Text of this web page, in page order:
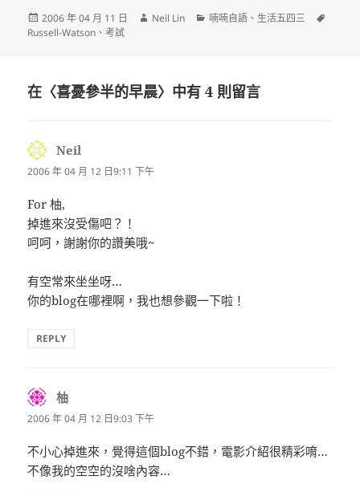
發
佈
2006 年 04 月 11 日
作
Neil Lin
分
喃喃自語 、生活五四三
Russell-Watson 、考試
在〈喜憂參半的早晨〉中有 4 則留言
Neil
示:
2006 年 04 月 12 日9:11 下午
For 柚,
掉進來沒受傷吧？！
呵呵，謝謝你的讚美哦~
有空常來坐坐呀…
你的blog在哪裡啊，我也想參觀一下啦！
REPLY
柚
示:
2006 年 04 月 12 日9:03 下午
不小心掉進來，覺得這個blog不錯，電影介紹很精彩唷…
不像我的空空的沒啥內容…